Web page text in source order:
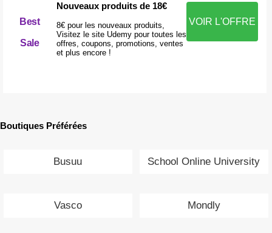
Best
Sale
Nouveaux produits de 18€
8€ pour les nouveaux produits,
Visitez le site Udemy pour toutes les
offres, coupons, promotions, ventes
et plus encore !
VOIR L'OFFRE
Boutiques Préférées
Busuu School Online University
Vasco Mondly